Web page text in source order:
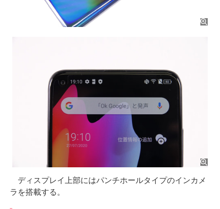
ディスプレイ上部にはパンチホールタイプのインカメ
ラを搭載する。